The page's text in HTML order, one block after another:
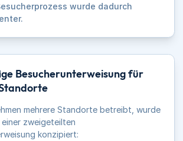
wurde dadurch
Besucherunterweisung für
mehrere Standorte betreibt, wurde
zweigeteilten
konzipiert: